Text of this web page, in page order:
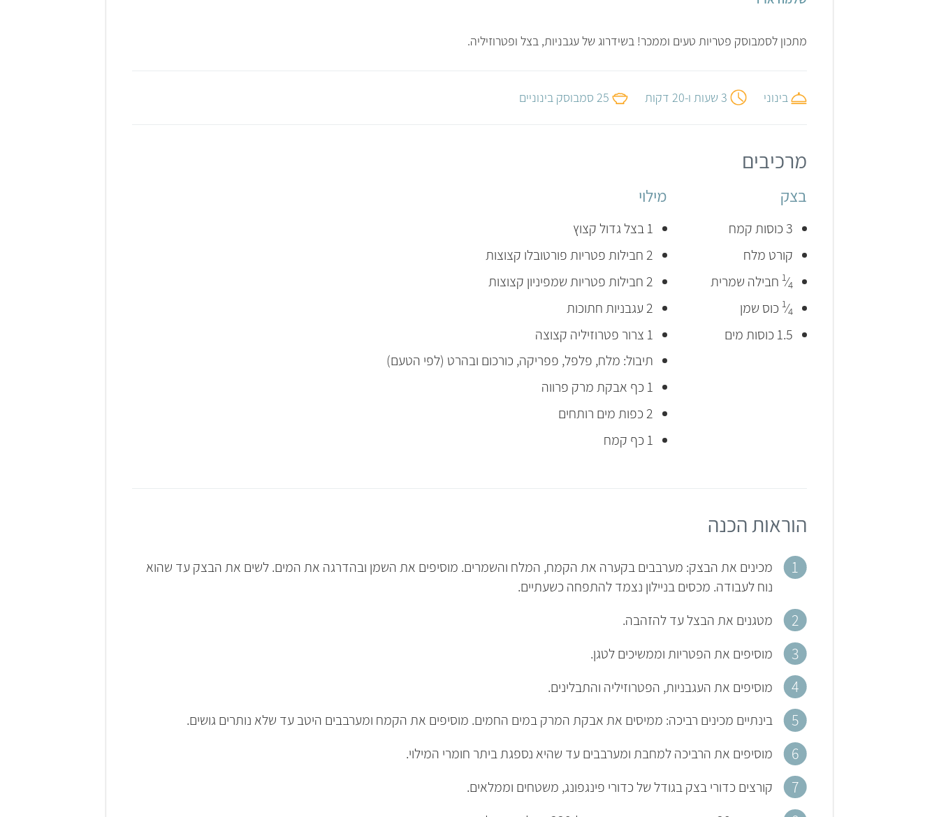
מתכון לסמבוסק פטריות טעים וממכר! בשידרוג של עגבניות, בצל ופטרוזיליה.
בינוני 3 שעות ו-20 דקות 25 סמבוסק בינוניים
מרכיבים
בצק
3 כוסות קמח
קורט מלח
1⁄4 חבילה שמרית
1⁄4
כוס שמן
1.5 כוסות מים
מילוי
1 בצל גדול קצוץ
2 חבילות פטריות פורטובלו קצוצות
2 חבילות פטריות שמפיניון קצוצות
2 עגבניות חתוכות
1 צרור פטרוזיליה קצוצה
תיבול: מלח, פלפל, פפריקה, כורכום ובהרט (לפי הטעם)
1 כף אבקת מרק פרווה
2 כפות מים רותחים
1 כף קמח
הוראות הכנה
מכינים את הבצק: מערבבים בקערה את הקמח, המלח והשמרים. מוסיפים את השמן ובהדרגה את המים. לשים את הבצק עד שהוא
נוח לעבודה. מכסים בניילון נצמד להתפחה כשעתיים.
מטגנים את הבצל עד להזהבה.
מוסיפים את הפטריות וממשיכים לטגן.
מוסיפים את העגבניות, הפטרוזיליה והתבלינים.
בינתיים מכינים רביכה: ממיסים את אבקת המרק במים החמים. מוסיפים את הקמח ומערבבים היטב עד שלא נותרים גושים.
מוסיפים את הרביכה למחבת ומערבבים עד שהיא נספגת ביתר חומרי המילוי.
קורצים כדורי בצק בגודל של כדורי פינגפונג, משטחים וממלאים.